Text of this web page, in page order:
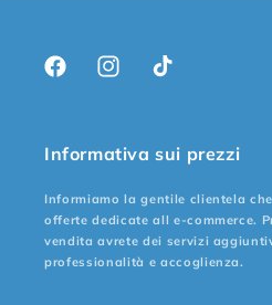
FacebookInstagramTikTok
Informativa sui prezzi
Informiamo la gentile clientela
offerte dedicate all e-commerce.
vendita avrete dei servizi
professionalità e accoglienza.